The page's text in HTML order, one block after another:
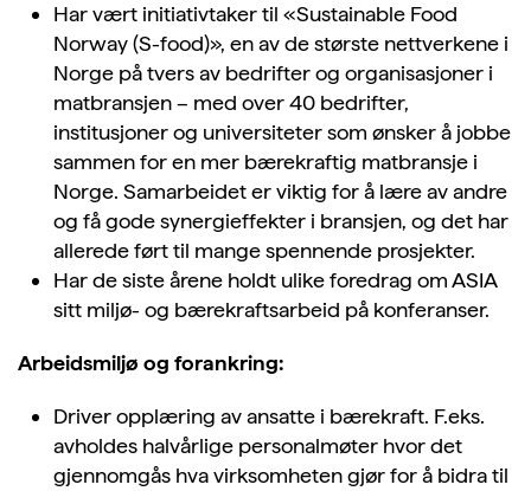
Har vært initiativtaker til «Sustainable Food
Norway (S-food)», en av de største nettverkene i
Norge på tvers av bedrifter og organisasjoner i
matbransjen – med over 40 bedrifter,
institusjoner og universiteter som ønsker å jobbe
sammen for en mer bærekraftig matbransje i
Norge. Samarbeidet er viktig for å lære av andre
og få gode synergieffekter i bransjen, og det har
allerede ført til mange spennende prosjekter.
Har de siste årene holdt ulike foredrag om ASIA
sitt miljø- og bærekraftsarbeid på konferanser.
Arbeidsmiljø og forankring:
Driver opplæring av ansatte i bærekraft. F.eks.
avholdes halvårlige personalmøter hvor det
gjennomgås hva virksomheten gjør for å bidra til